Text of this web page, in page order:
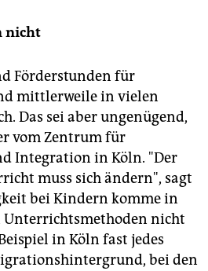
nicht
Förderstunden für
mittlerweile in vielen
Das sei aber ungenügend,
vom Zentrum für
Integration in Köln. "Der
muss sich ändern", sagt
bei Kindern komme in
Unterrichtsmethoden nicht
in Köln fast jedes
bei den